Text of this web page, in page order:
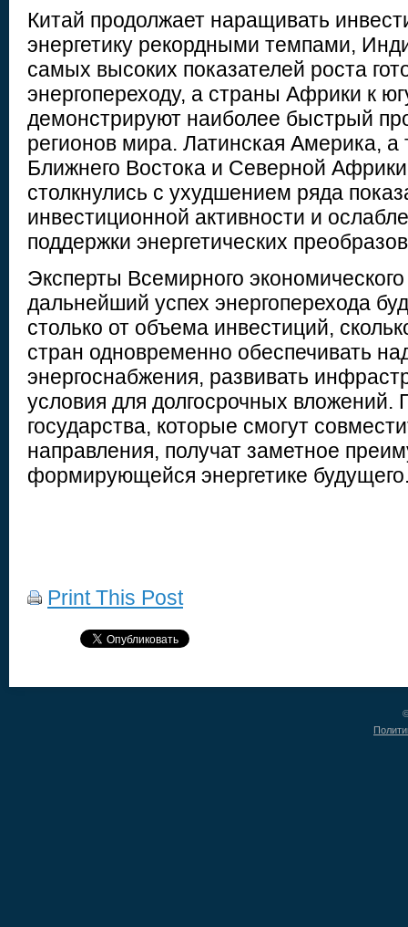
Китай продолжает наращивать
энергетику рекордными темпами,
самых высоких показателей роста
энергопереходу, а страны Африки к
демонстрируют наиболее быстрый
регионов мира. Латинская Америка, а
Ближнего Востока и Северной
столкнулись с ухудшением ряда
инвестиционной активности и
поддержки энергетических
Эксперты Всемирного
дальнейший успех энергоперехода
столько от объема инвестиций,
стран одновременно обеспечивать
энергоснабжения, развивать
условия для долгосрочных
государства, которые смогут
направления, получат заметное
формирующейся энергетике
Print This Post